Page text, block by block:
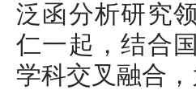
泛函分析研究
仁一起，结合
学科交叉融合